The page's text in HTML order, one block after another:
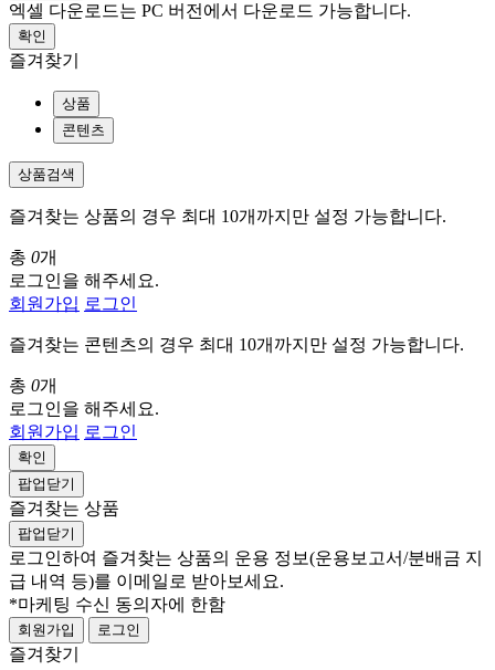
엑셀 다운로드는 PC 버전에서 다운로드 가능합니다.
확인
즐겨찾기
상품
콘텐츠
상품검색
즐겨찾는 상품의 경우 최대 10개까지만 설정 가능합니다.
총 0개
로그인을 해주세요.
회원가입 로그인
즐겨찾는 콘텐츠의 경우 최대 10개까지만 설정 가능합니다.
총 0개
로그인을 해주세요.
회원가입 로그인
확인
팝업닫기
즐겨찾는 상품
팝업닫기
로그인하여 즐겨찾는 상품의 운용 정보(운용보고서/분배금 지
급 내역 등)를 이메일로 받아보세요.
*마케팅 수신 동의자에 한함
회원가입 로그인
즐겨찾기